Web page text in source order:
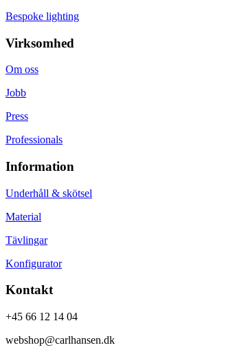
Bespoke lighting
Virksomhed
Om oss
Jobb
Press
Professionals
Information
Underhåll & skötsel
Material
Tävlingar
Konfigurator
Kontakt
+45 66 12 14 04
webshop@carlhansen.dk